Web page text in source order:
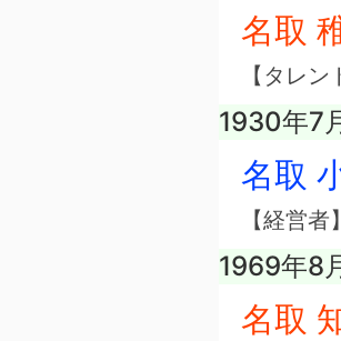
名取
【タレ
1930年7
名取
【経営
1969年8
名取